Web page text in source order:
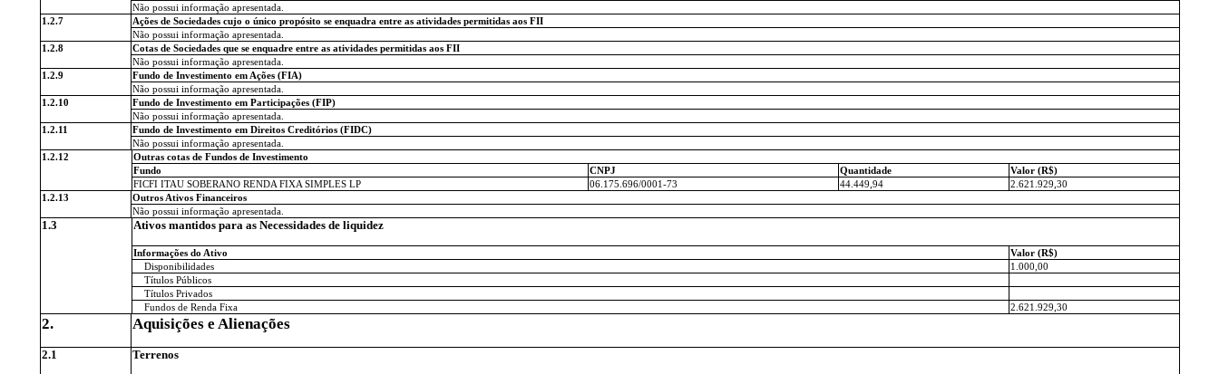
Não possui informação apresentada.
1.2.7
Ações de Sociedades cujo o único propósito se enquadra entre as atividades permitidas aos FII
Não possui informação apresentada.
1.2.8
Cotas de Sociedades que se enquadre entre as atividades permitidas aos FII
Não possui informação apresentada.
1.2.9
Fundo de Investimento em Ações (FIA)
Não possui informação apresentada.
1.2.10
Fundo de Investimento em Participações (FIP)
Não possui informação apresentada.
1.2.11
Fundo de Investimento em Direitos Creditórios (FIDC)
Não possui informação apresentada.
1.2.12
Outras cotas de Fundos de Investimento
Fundo
CNPJ Quantidade
Valor (R$)
FICFI ITAU SOBERANO RENDA FIXA SIMPLES LP
06.175.696/0001-73 44.449,94
2.621.929,30
1.2.13
Outros Ativos Financeiros
Não possui informação apresentada.
1.3 Ativos mantidos para as Necessidades de liquidez
Informações do Ativo
Valor (R$)
Disponibilidades
1.000,00
Títulos Públicos
Títulos Privados
Fundos de Renda Fixa
2.621.929,30
2. Aquisições e Alienações
2.1 Terrenos